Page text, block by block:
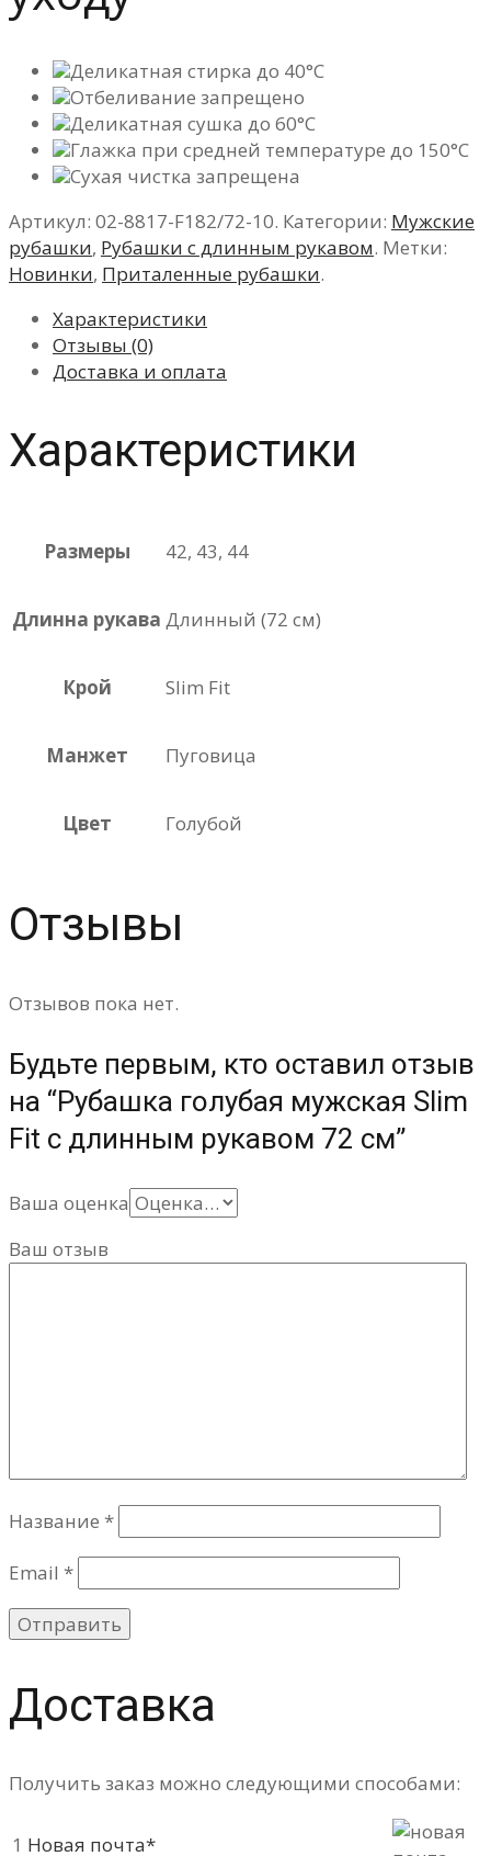
Деликатная стирка до 40°C
Отбеливание запрещено
Деликатная сушка до 60°C
Глажка при средней температуре до 150°C
Сухая чистка запрещена
Артикул: 02-8817-F182/72-10. Категории: Мужские
рубашки, Рубашки с длинным рукавом. Метки:
Новинки, Приталенные рубашки.
Характеристики
Отзывы (0)
Доставка и оплата
Характеристики
Размеры 42, 43, 44
Длинна рукава Длинный (72 см)
Крой Slim Fit
Манжет Пуговица
Цвет Голубой
Отзывы
Отзывов пока нет.
Будьте первым, кто оставил отзыв
на “Рубашка голубая мужская Slim
Fit с длинным рукавом 72 см”
Ваша оценка
Ваш отзыв
Название *
Email *
Доставка
Получить заказ можно следующими способами:
1 Новая почта*